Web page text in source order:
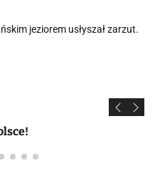
jeziorem usłyszał zarzut.